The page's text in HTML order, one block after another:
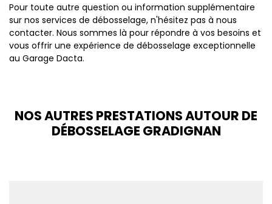
Pour toute autre question ou information supplémentaire
sur nos services de débosselage, n'hésitez pas à nous
contacter. Nous sommes là pour répondre à vos besoins et
vous offrir une expérience de débosselage exceptionnelle
au Garage Dacta.
NOS AUTRES PRESTATIONS AUTOUR DE
DÉBOSSELAGE GRADIGNAN